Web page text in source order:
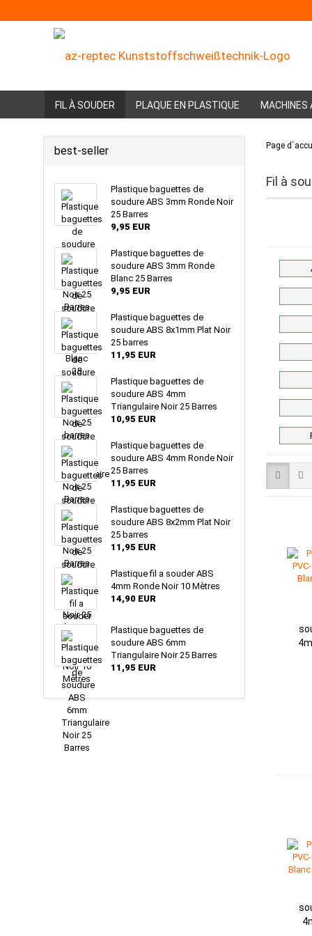
FIL À SOUDER PLAQUE EN PLASTIQUE MACHINES
Page
Fil à
best-seller
Plastique baguettes de
soudure ABS 3mm Ronde Noir
25 Barres
9,95 EUR
Plastique baguettes de
soudure ABS 3mm Ronde
Blanc 25 Barres
9,95 EUR
Plastique baguettes de
soudure ABS 8x1mm Plat Noir
25 barres
11,95 EUR
Plastique baguettes de
soudure ABS 4mm
Triangulaire Noir 25 Barres
10,95 EUR
Plastique baguettes de
soudure ABS 4mm Ronde Noir
25 Barres
11,95 EUR
Plastique baguettes de
soudure ABS 8x2mm Plat Noir
25 barres
11,95 EUR
Plastique fil a souder ABS
4mm Ronde Noir 10 Mètres
14,90 EUR
Plastique baguettes de
soudure ABS 6mm
Triangulaire Noir 25 Barres
11,95 EUR